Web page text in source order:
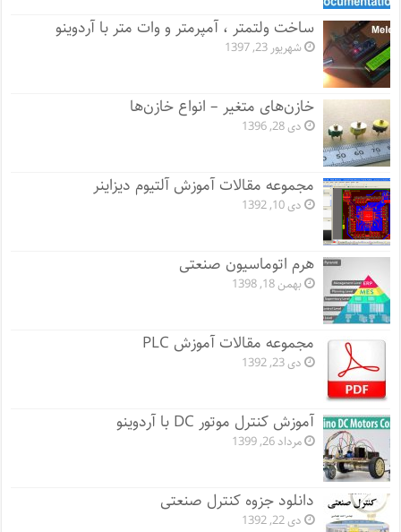
ساخت ولتمتر ، آمپرمتر و وات متر با آردوینو
شهریور 23, 1397
خازن‌های متغیر – انواع خازن‌ها
دی 28, 1396
مجموعه مقالات آموزش آلتیوم دیزاینر
دی 10, 1392
هرم اتوماسیون صنعتی
بهمن 18, 1398
مجموعه مقالات آموزش PLC
دی 23, 1392
آموزش کنترل موتور DC با آردوینو
مرداد 26, 1399
دانلود جزوه کنترل صنعتی
دی 22, 1392